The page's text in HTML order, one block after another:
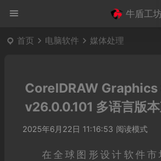
牛盾工
首页 电脑软件 媒体处理
CorelDRAW
v26.0.0.101 多语言版
2025年6月22日 11:16:53 阅读模式
在全球图形设计软件市